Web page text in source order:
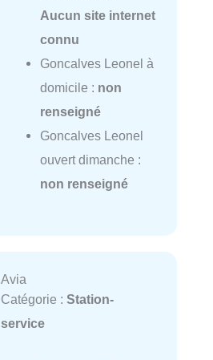
Aucun site internet
connu
Goncalves Leonel à
domicile : non
renseigné
Goncalves Leonel
ouvert dimanche :
non renseigné
Avia
Catégorie : Station-
service